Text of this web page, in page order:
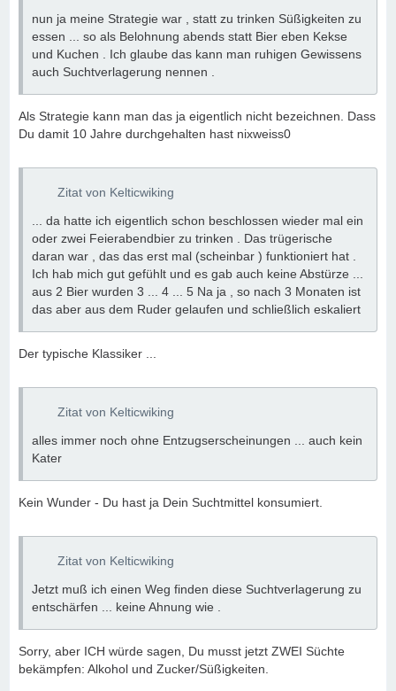
nun ja meine Strategie war , statt zu trinken Süßigkeiten zu
essen ... so als Belohnung abends statt Bier eben Kekse
und Kuchen . Ich glaube das kann man ruhigen Gewissens
auch Suchtverlagerung nennen .
Als Strategie kann man das ja eigentlich nicht bezeichnen. Dass
Du damit 10 Jahre durchgehalten hast nixweiss0
Zitat von Kelticwiking
... da hatte ich eigentlich schon beschlossen wieder mal ein
oder zwei Feierabendbier zu trinken . Das trügerische
daran war , das das erst mal (scheinbar ) funktioniert hat .
Ich hab mich gut gefühlt und es gab auch keine Abstürze ...
aus 2 Bier wurden 3 ... 4 ... 5 Na ja , so nach 3 Monaten ist
das aber aus dem Ruder gelaufen und schließlich eskaliert
Der typische Klassiker ...
Zitat von Kelticwiking
alles immer noch ohne Entzugserscheinungen ... auch kein
Kater
Kein Wunder - Du hast ja Dein Suchtmittel konsumiert.
Zitat von Kelticwiking
Jetzt muß ich einen Weg finden diese Suchtverlagerung zu
entschärfen ... keine Ahnung wie .
Sorry, aber ICH würde sagen, Du musst jetzt ZWEI Süchte
bekämpfen: Alkohol und Zucker/Süßigkeiten.